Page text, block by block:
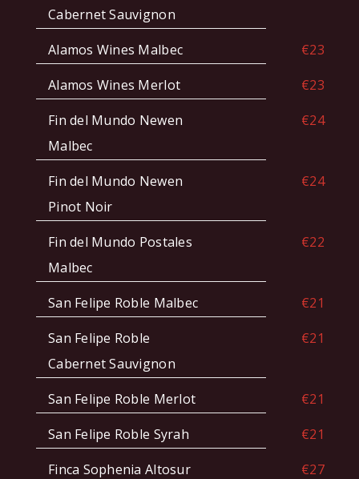
Cabernet Sauvignon
Alamos Wines Malbec
€23
Alamos Wines Merlot
€23
Fin del Mundo Newen
Malbec
€24
Fin del Mundo Newen
Pinot Noir
€24
Fin del Mundo Postales
Malbec
€22
San Felipe Roble Malbec
€21
San Felipe Roble
Cabernet Sauvignon
€21
San Felipe Roble Merlot
€21
San Felipe Roble Syrah
€21
Finca Sophenia Altosur
€27